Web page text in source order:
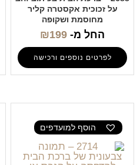
על זכוכית אקסטרה קליר
מחוסמת ושקופה
החל מ- ₪199
לפרטים נוספים ורכישה
הוסף למועדפים